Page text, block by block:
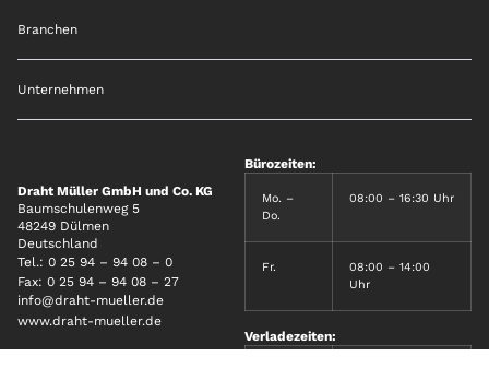
Branchen
Unternehmen
Draht Müller GmbH und Co. KG
Baumschulenweg 5
48249 Dülmen
Deutschland
Tel.: 0 25 94 – 94 08 – 0
Fax: 0 25 94 – 94 08 – 27
info@draht-mueller.de
www.draht-mueller.de
Bürozeiten:
Mo. –
Do.
08:00 – 16:30 Uhr
Fr.
08:00 – 14:00
Uhr
Verladezeiten: